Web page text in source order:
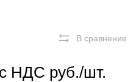
В сравнение
НДС руб./шт.